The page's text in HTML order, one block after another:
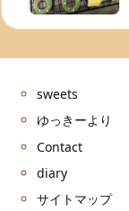
sweets
ゆっきーより
Contact
diary
サイトマップ